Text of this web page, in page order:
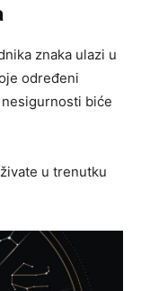
znaka ulazi u
određeni
biće
u trenutku